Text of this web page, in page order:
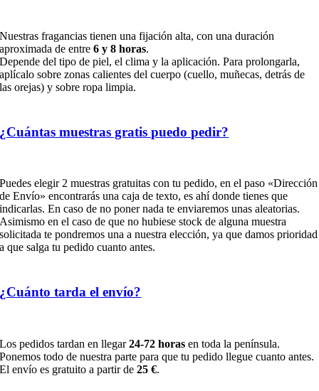
Nuestras fragancias tienen una fijación alta, con una duración
aproximada de entre6 y 8 horas.
Depende del tipo de piel, el clima y la aplicación. Para prolongarla,
aplícalo sobre zonas calientes del cuerpo (cuello, muñecas, detrás de
las orejas) y sobre ropa limpia.
¿Cuántas muestras gratis puedo pedir?
Puedes elegir 2 muestras gratuitas con tu pedido, en el paso «Dirección
de Envío» encontrarás una caja de texto, es ahí donde tienes que
indicarlas. En caso de no poner nada te enviaremos unas aleatorias.
Asimismo en el caso de que no hubiese stock de alguna muestra
solicitada te pondremos una a nuestra elección, ya que damos prioridad
a que salga tu pedido cuanto antes.
¿Cuánto tarda el envío?
Los pedidos tardan en llegar24-72 horas en toda la península.
Ponemos todo de nuestra parte para que tu pedido llegue cuanto antes.
El envío es gratuito a partir de25 €.